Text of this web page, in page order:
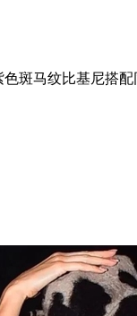
马纹比基尼搭